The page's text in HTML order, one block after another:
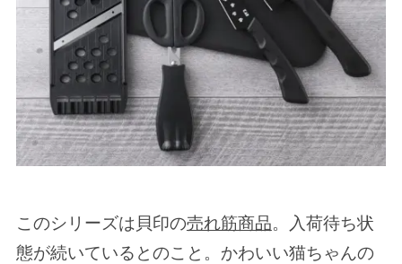
このシリーズは貝印の売れ筋商品。入荷待ち状
態が続いているとのこと。かわいい猫ちゃんの